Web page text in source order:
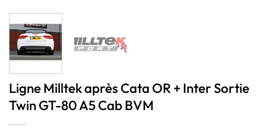
Ligne Milltek après Cata OR + Inter Sortie
Twin GT-80 A5 Cab BVM